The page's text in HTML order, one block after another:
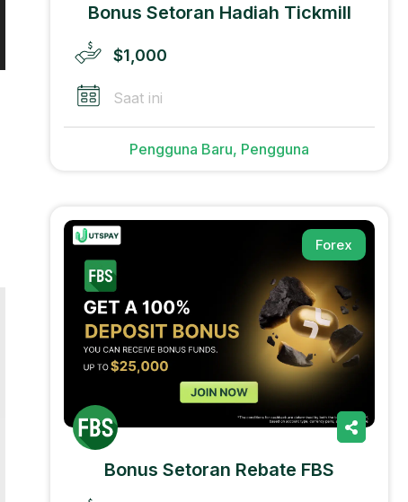
Bonus Setoran Hadiah Tickmill
$1,000
Saat ini
Pengguna Baru, Pengguna
Forex
Bonus Setoran Rebate FBS